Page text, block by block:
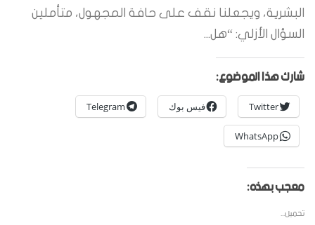
البشرية، ويجعلنا نقف على حافة المجهول، متأملين
السؤال الأزلي: “هل...
شارك هذا الموضوع:
Twitter فيس بوك Telegram
WhatsApp
معجب بهذه:
تحميل...